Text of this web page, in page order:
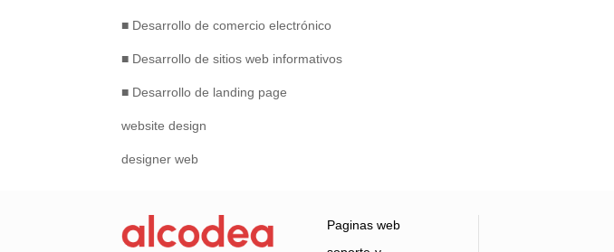
■ Desarrollo de comercio electrónico
■ Desarrollo de sitios web informativos
■ Desarrollo de landing page
website design
designer web
Paginas web